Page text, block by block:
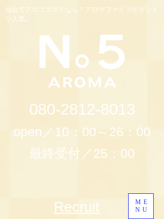
仙台でアロマエステなら！アロマファイブがダント
ツ人気。
080-2812-8013
open／10：00～26：00
最終受付／25：00
ME
NU
Recruit